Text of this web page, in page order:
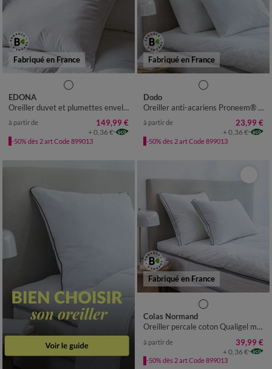
Fabriqué en France
EDONA
Oreiller duvet et plumettes enveloppe coton antitaches - 800g
à partir de 149,99 €
+ 0,36 €
-50% dès 2 art Code 899013
Fabriqué en France
Dodo
Oreiller anti-acariens Proneem® ferme
à partir de 23,99 €
+ 0,36 €
-50% dès 2 art Code 899013
Fabriqué en France
Colas Normand
Oreiller percale coton Qualigel moelleux
à partir de 39,99 €
+ 0,36 €
-50% dès 2 art Code 899013